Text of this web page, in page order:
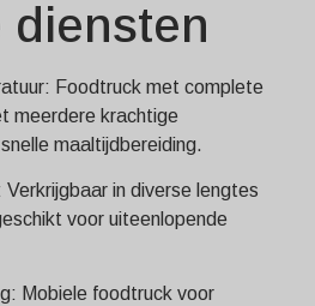
diensten
Foodtruck met complete
meerdere krachtige
maaltijdbereiding.
in diverse lengtes
voor uiteenlopende
Mobiele foodtruck voor